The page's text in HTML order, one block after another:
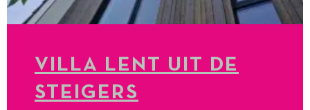
VILLA LENT UIT DE
STEIGERS